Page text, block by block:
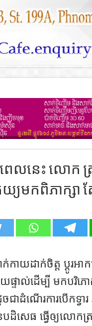
េលនេះ លោក
មកពិភាក្សា
ក់កាយដាក់ចិត្ត ប្តូរ
ាល់​ដើម្បី មកបរិភោគ
ដំណើរការបើកទ្វារ
ដិសេធ ធ្វើឲ្យលោកត្